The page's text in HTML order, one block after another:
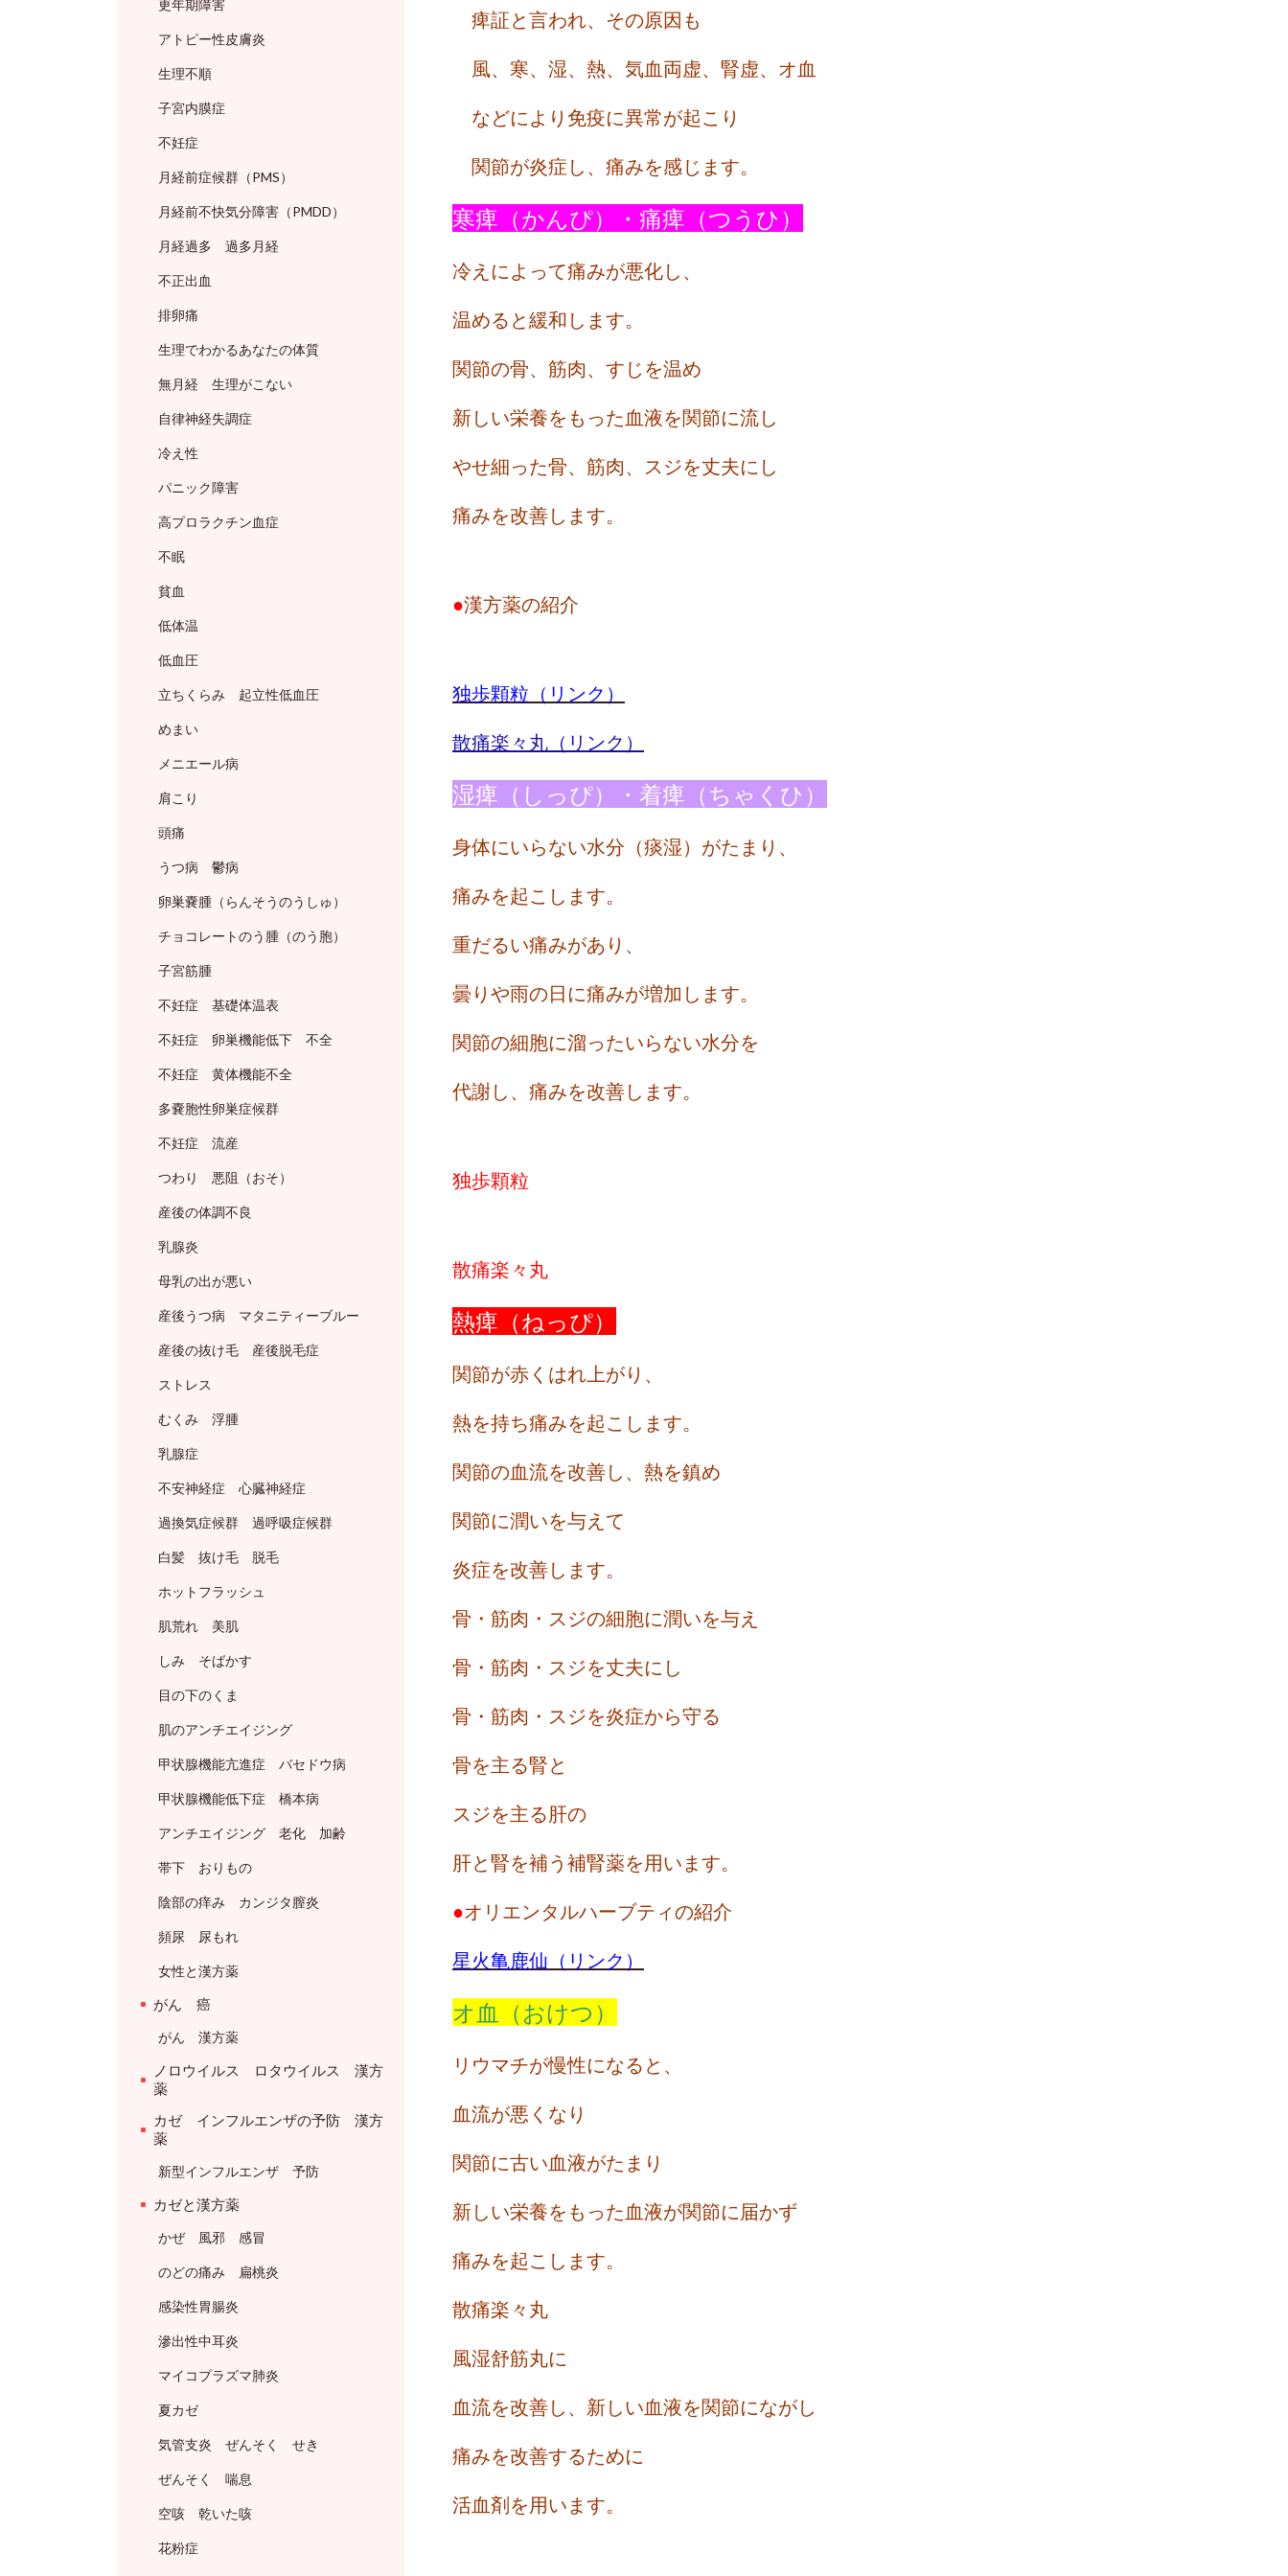
痺証と言われ、その原因も
風、寒、湿、熱、気血両虚、腎虚、オ血
などにより免疫に異常が起こり
関節が炎症し、痛みを感じます。
寒痺（かんぴ）・痛痺（つうひ）
冷えによって痛みが悪化し、
温めると緩和します。
関節の骨、筋肉、すじを温め
新しい栄養をもった血液を関節に流し
やせ細った骨、筋肉、スジを丈夫にし
痛みを改善します。
●漢方薬の紹介
独歩顆粒（リンク）
散痛楽々丸（リンク）
湿痺（しっぴ）・着痺（ちゃくひ）
身体にいらない水分（痰湿）がたまり、
痛みを起こします。
重だるい痛みがあり、
曇りや雨の日に痛みが増加します。
関節の細胞に溜ったいらない水分を
代謝し、痛みを改善します。
独歩顆粒
散痛楽々丸
熱痺（ねっぴ）
関節が赤くはれ上がり、
熱を持ち痛みを起こします。
関節の血流を改善し、熱を鎮め
関節に潤いを与えて
炎症を改善します。
骨・筋肉・スジの細胞に潤いを与え
骨・筋肉・スジを丈夫にし
骨・筋肉・スジを炎症から守る
骨を主る腎と
スジを主る肝の
肝と腎を補う補腎薬を用います。
●オリエンタルハーブティの紹介
星火亀鹿仙（リンク）
オ血（おけつ）
リウマチが慢性になると、
血流が悪くなり
関節に古い血液がたまり
新しい栄養をもった血液が関節に届かず
痛みを起こします。
散痛楽々丸
風湿舒筋丸に
血流を改善し、新しい血液を関節にながし
痛みを改善するために
活血剤を用います。
更年期障害
アトピー性皮膚炎
生理不順
子宮内膜症
不妊症
月経前症候群（PMS）
月経前不快気分障害（PMDD）
月経過多 過多月経
不正出血
排卵痛
生理でわかるあなたの体質
無月経 生理がこない
自律神経失調症
冷え性
パニック障害
高プロラクチン血症
不眠
貧血
低体温
低血圧
立ちくらみ 起立性低血圧
めまい
メニエール病
肩こり
頭痛
うつ病 鬱病
卵巣嚢腫（らんそうのうしゅ）
チョコレートのう腫（のう胞）
子宮筋腫
不妊症 基礎体温表
不妊症 卵巣機能低下 不全
不妊症 黄体機能不全
多嚢胞性卵巣症候群
不妊症 流産
つわり 悪阻（おそ）
産後の体調不良
乳腺炎
母乳の出が悪い
産後うつ病 マタニティーブルー
産後の抜け毛 産後脱毛症
ストレス
むくみ 浮腫
乳腺症
不安神経症 心臓神経症
過換気症候群 過呼吸症候群
白髪 抜け毛 脱毛
ホットフラッシュ
肌荒れ 美肌
しみ そばかす
目の下のくま
肌のアンチエイジング
甲状腺機能亢進症 バセドウ病
甲状腺機能低下症 橋本病
アンチエイジング 老化 加齢
帯下 おりもの
陰部の痒み カンジタ膣炎
頻尿 尿もれ
女性と漢方薬
がん 癌
がん 漢方薬
ノロウイルス ロタウイルス 漢方
薬
カゼ インフルエンザの予防 漢方
薬
新型インフルエンザ 予防
カゼと漢方薬
かぜ 風邪 感冒
のどの痛み 扁桃炎
感染性胃腸炎
滲出性中耳炎
マイコプラズマ肺炎
夏カゼ
気管支炎 ぜんそく せき
ぜんそく 喘息
空咳 乾いた咳
花粉症